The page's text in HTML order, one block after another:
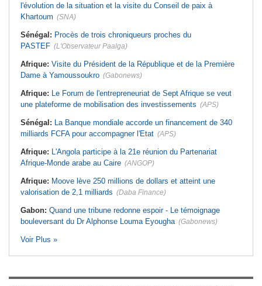
l'évolution de la situation et la visite du Conseil de paix à
Khartoum (SNA)
Sénégal: Procès de trois chroniqueurs proches du
PASTEF (L'Observateur Paalga)
Afrique: Visite du Président de la République et de la Première
Dame à Yamoussoukro (Gabonews)
Afrique: Le Forum de l'entrepreneuriat de Sept Afrique se veut
une plateforme de mobilisation des investissements (APS)
Sénégal: La Banque mondiale accorde un financement de 340
milliards FCFA pour accompagner l'Etat (APS)
Afrique: L'Angola participe à la 21e réunion du Partenariat
Afrique-Monde arabe au Caire (ANGOP)
Afrique: Moove lève 250 millions de dollars et atteint une
valorisation de 2,1 milliards (Daba Finance)
Gabon: Quand une tribune redonne espoir - Le témoignage
bouleversant du Dr Alphonse Louma Eyougha (Gabonews)
Voir Plus »